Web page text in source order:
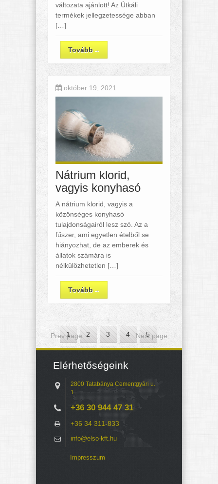
változata ajánlott! Az Útkáli
termékek jellegzetessége abban
[…]
Tovább→
október 19, 2021
Nátrium klorid,
vagyis konyhasó
A nátrium klorid, vagyis a
közönséges konyhasó
tulajdonságairól lesz szó. Az a
fűszer, ami egyetlen ételből se
hiányozhat, de az emberek és
állatok számára is
nélkülözhetetlen […]
Tovább→
Prev page
1 2 3 4 5
Next page
Elérhetőségeink
2800 Tatabánya Cementgyári u.
1.
+36 30 944 47 31
+36 34 311-833
info@elso-kft.hu
Impresszum